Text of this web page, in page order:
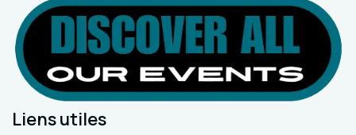
Liens utiles